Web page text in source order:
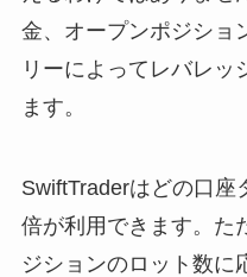
金、オープンポジショ
リーによってレバレッ
ます。
SwiftTraderはどの口座
倍が利用できます。た
ジションのロット数に